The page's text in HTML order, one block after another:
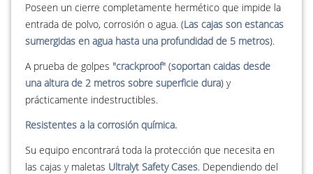
Poseen un cierre completamente hermético que impide la
entrada de polvo, corrosión o agua. (Las cajas son estancas
sumergidas en agua hasta una profundidad de 5 metros).
A prueba de golpes "crackproof" (soportan caidas desde
una altura de 2 metros sobre superficie dura) y
prácticamente indestructibles.
Resistentes a la corrosión química.
Su equipo encontrará toda la protección que necesita en
las cajas y maletas Ultralyt Safety Cases. Dependiendo del